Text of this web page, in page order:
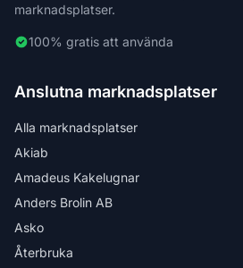
marknadsplatser.
100% gratis att använda
Anslutna marknadsplatser
Alla marknadsplatser
Akiab
Amadeus Kakelugnar
Anders Brolin AB
Asko
Återbruka